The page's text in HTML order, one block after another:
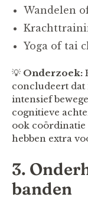
Wandelen
Yoga of tai
💡 Onderzoek:
concludeert dat
intensief
cognitieve
ook coördinatie
hebben extra
3.
banden